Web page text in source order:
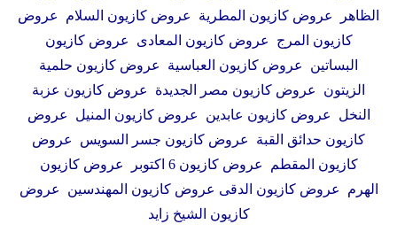
الظاهر عروض كازيون المطرية عروض كازيون السلام عروض
كازيون المرج عروض كازيون المعادى عروض كازيون
البساتين عروض كازيون العباسية عروض كازيون حلمية
الزيتون عروض كازيون مصر الجديدة عروض كازيون عزبة
النخل عروض كازيون عابدين عروض كازيون المنيل عروض
كازيون حدائق القبة عروض كازيون جسر السويس عروض
كازيون المقطم عروض كازيون 6 اكتوبر عروض كازيون
الهرم عروض كازيون الدقى عروض كازيون المهندسين عروض
كازيون الشيخ زايد